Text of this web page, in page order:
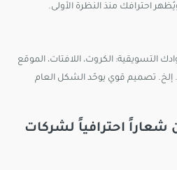
احترافك منذ النظرة الأولى.
التسويقية: الكروت، اللافتات، الموقع
إلخ. تصميم قوي يوحّد الشكل العام
احترافياً لشركات